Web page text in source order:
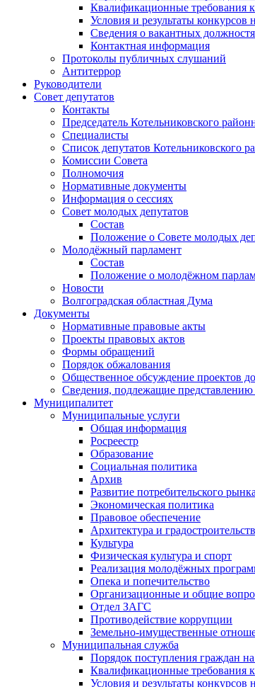
Квалификационные требования
Условия и результаты
Сведения о вакантных
Контактная информация
Протоколы публичных слушаний
Антитеррор
Руководители
Совет депутатов
Контакты
Председатель Котельниковского
Специалисты
Список депутатов Котельниковского
Комиссии Совета
Полномочия
Нормативные документы
Информация о сессиях
Совет молодых депутатов
Состав
Положение о Совете молодых
Молодёжный парламент
Состав
Положение о молодёжном
Новости
Волгоградская областная Дума
Документы
Нормативные правовые акты
Проекты правовых актов
Формы обращений
Порядок обжалования
Общественное обсуждение проектов
Сведения, подлежащие представлению
Муниципалитет
Муниципальные услуги
Общая информация
Росреестр
Образование
Социальная политика
Архив
Развитие потребительского
Экономическая политика
Правовое обеспечение
Архитектура и
Культура
Физическая культура и спорт
Реализация молодёжных
Опека и попечительство
Организационные и общие
Отдел ЗАГС
Противодействие коррупции
Земельно-имущественные
Муниципальная служба
Порядок поступления граждан
Квалификационные требования
Условия и результаты